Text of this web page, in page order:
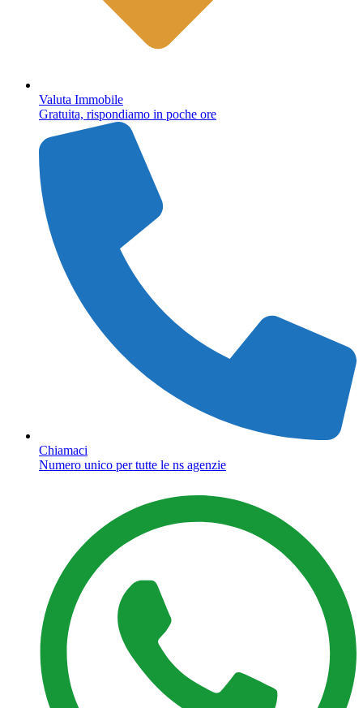
Valuta Immobile
Gratuita, rispondiamo in poche ore
Chiamaci
Numero unico per tutte le ns agenzie